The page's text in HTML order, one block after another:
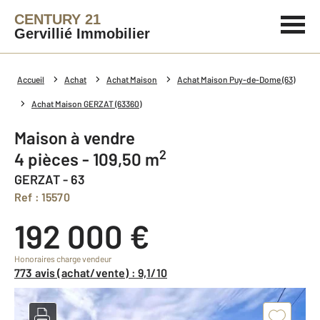
CENTURY 21
Gervillié Immobilier
Accueil Achat Achat Maison Achat Maison Puy-de-Dome (63)
Achat Maison GERZAT (63360)
Maison à vendre
4 pièces - 109,50 m2
GERZAT - 63
Ref : 15570
192 000 €
Honoraires charge vendeur
773 avis (achat/vente) : 9,1/10